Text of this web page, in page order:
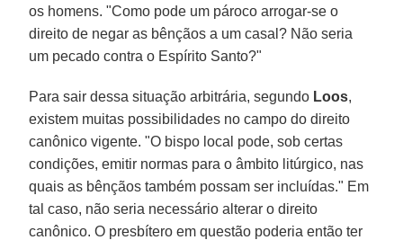
os homens. "Como pode um pároco arrogar-se o
direito de negar as bênçãos a um casal? Não seria
um pecado contra o Espírito Santo?"
Para sair dessa situação arbitrária, segundo Loos,
existem muitas possibilidades no campo do direito
canônico vigente. "O bispo local pode, sob certas
condições, emitir normas para o âmbito litúrgico, nas
quais as bênçãos também possam ser incluídas." Em
tal caso, não seria necessário alterar o direito
canônico. O presbítero em questão poderia então ter